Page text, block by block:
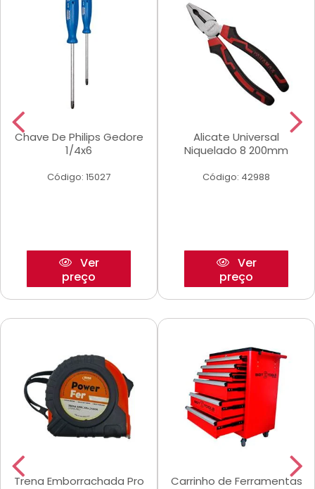
Chave De Philips Gedore
1/4x6
Código: 15027
Ver
preço
Alicate Universal
Niquelado 8 200mm
Código: 42988
Ver
preço
Trena Emborrachada Pro
Carrinho de Ferramentas